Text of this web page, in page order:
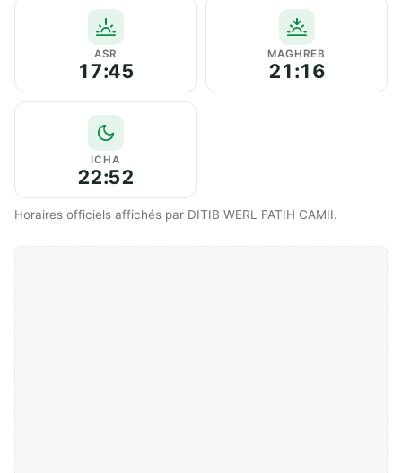
ASR
17:45
MAGHREB
21:16
ICHA
22:52
Horaires officiels affichés par DITIB WERL FATIH CAMII.